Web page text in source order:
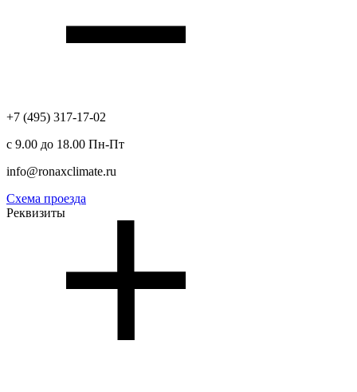
+7 (495) 317-17-02
с 9.00 до 18.00 Пн-Пт
info@ronaxclimate.ru
Схема проезда
Реквизиты